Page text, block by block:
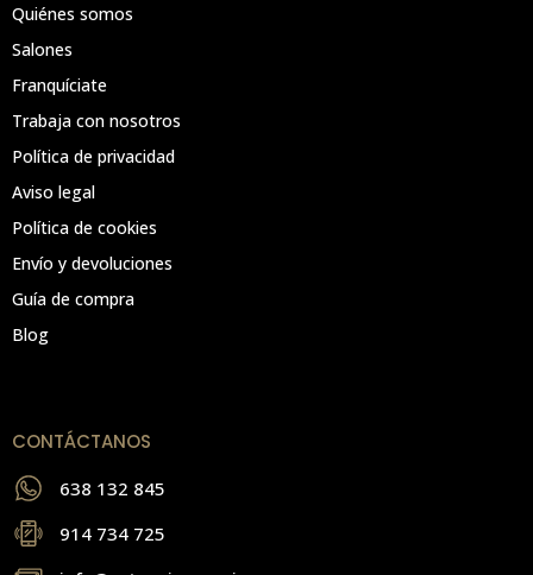
Quiénes somos
Salones
Franquíciate
Trabaja con nosotros
Política de privacidad
Aviso legal
Política de cookies
Envío y devoluciones
Guía de compra
Blog
CONTÁCTANOS
638 132 845
914 734 725